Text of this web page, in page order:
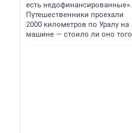
есть недофинансированные».
Путешественники проехали
2000 километров по Уралу на
машине — стоило ли оно того